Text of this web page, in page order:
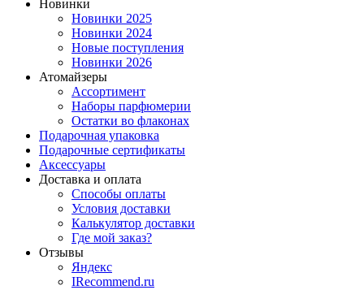
Новинки
Новинки 2025
Новинки 2024
Новые поступления
Новинки 2026
Атомайзеры
Ассортимент
Наборы парфюмерии
Остатки во флаконах
Подарочная упаковка
Подарочные сертификаты
Аксессуары
Доставка и оплата
Способы оплаты
Условия доставки
Калькулятор доставки
Где мой заказ?
Отзывы
Яндекс
IRecommend.ru